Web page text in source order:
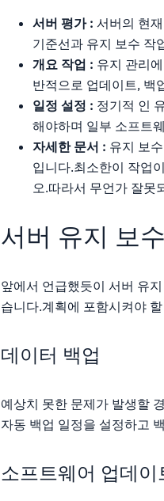
서버 평가 :서버의 현
기준선과 유지 보수 작
개요 작업 : 유지 관리
반적으로 업데이트, 백
일정 설정 : 정기적 인
해야하며 일부 소프트
자세한 문서 : 유지 보
입니다.최소한이 작업
오.따라서 무언가 잘못
서버 유지 보
앞에서 언급했듯이 서버 유
습니다.계획에 포함시켜야
데이터 백업
예상치 못한 문제가 발생할
자동 백업 일정을 설정하고
소프트웨어 업데이